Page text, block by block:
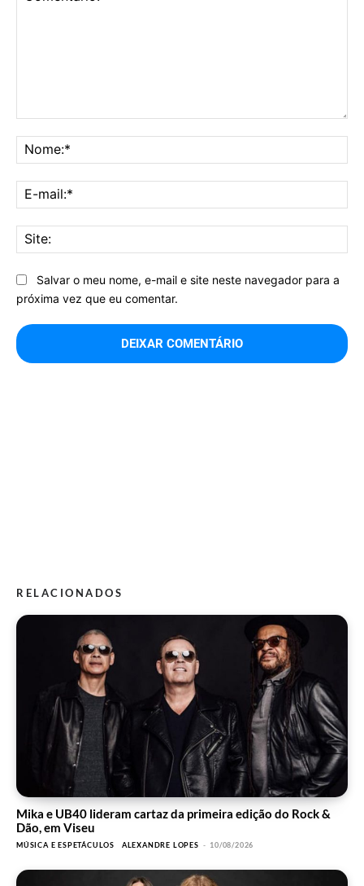
Salvar o meu nome, e-mail e site neste navegador para a
próxima vez que eu comentar.
RELACIONADOS
Mika e UB40 lideram cartaz da primeira edição do Rock &
Dão, em Viseu
MÚSICA E ESPETÁCULOS ALEXANDRE LOPES - 10/08/2026